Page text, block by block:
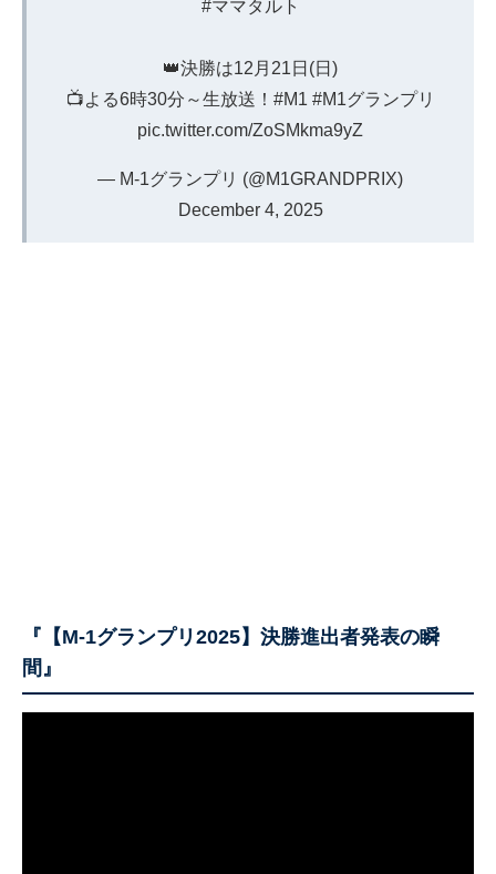
#ママタルト
👑決勝は12月21日(日)
📺よる6時30分～生放送！ #M1 #M1グランプリ
pic.twitter.com/ZoSMkma9yZ
— M-1グランプリ (@M1GRANDPRIX)
December 4, 2025
『【M-1グランプリ2025】決勝進出者発表の瞬
間』